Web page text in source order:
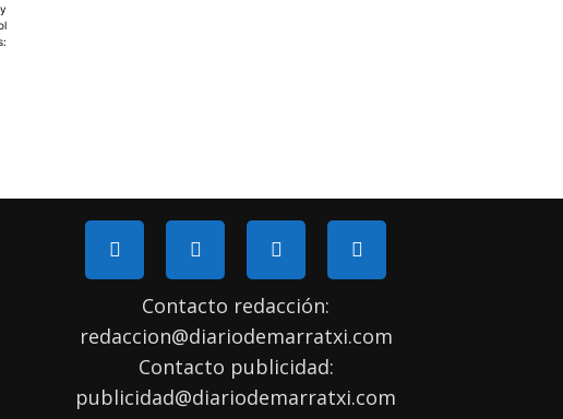
Contacto redacción:
redaccion@diariodemarratxi.com
Contacto publicidad:
publicidad@diariodemarratxi.com